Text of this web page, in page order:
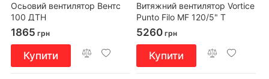
Осьовий вентилятор Вентс
100 ДТН
1865 грн
Купити
Витяжний вентилятор Vortice
Punto Filo MF 120/5" T
5260 грн
Купити